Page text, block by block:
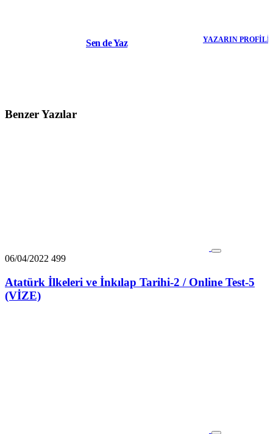
Sen de Yaz YAZARIN PROFILI
Benzer Yazılar
06/04/2022 499
Atatürk İlkeleri ve İnkılap Tarihi-2 / Online Test-5
(VİZE)